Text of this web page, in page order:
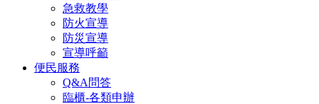
急救教學
防火宣導
防災宣導
宣導呼籲
便民服務
Q&A問答
臨櫃-各類申辦